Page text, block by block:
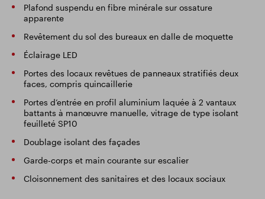
Plafond suspendu en fibre minérale sur ossature
apparente
Revêtement du sol des bureaux en dalle de moquette
Éclairage LED
Portes des locaux revêtues de panneaux stratifiés deux
faces, compris quincaillerie
Portes d’entrée en profil aluminium laquée à 2 vantaux
battants à manœuvre manuelle, vitrage de type isolant
feuilleté SP10
Doublage isolant des façades
Garde-corps et main courante sur escalier
Cloisonnement des sanitaires et des locaux sociaux